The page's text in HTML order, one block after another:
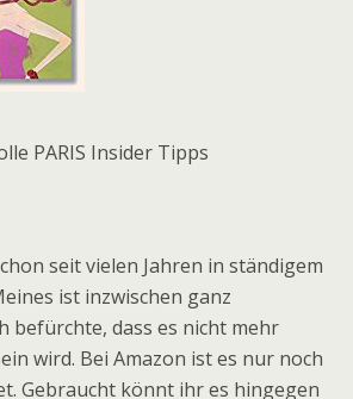
PARIS Insider Tipps
seit vielen Jahren in ständigem
ist inzwischen ganz
befürchte, dass es nicht mehr
wird. Bei Amazon ist es nur noch
Gebraucht könnt ihr es hingegen